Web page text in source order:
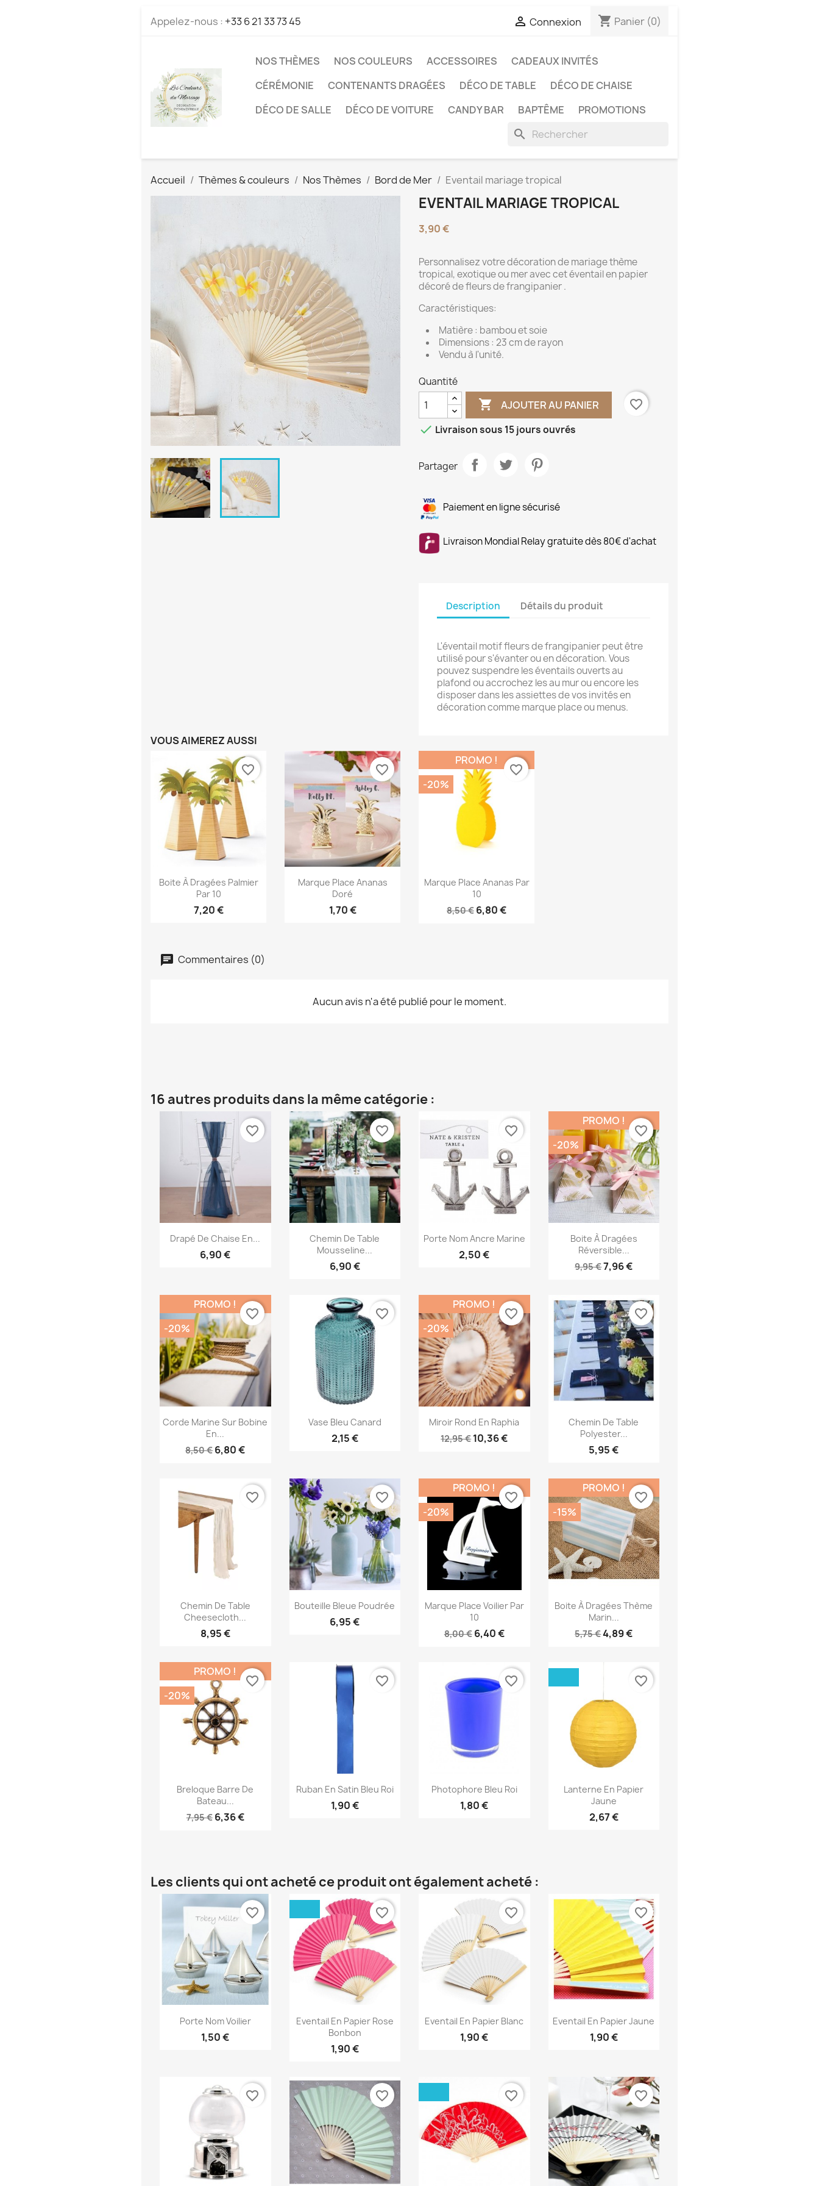
Appelez-nous : +33 6 21 33 73 45  Connexion shopping_cart Panier (0)
NOS THÈMES NOS COULEURS ACCESSOIRES
CADEAUX INVITÉS
CÉRÉMONIE
CONTENANTS DRAGÉES DÉCO DE TABLE
DÉCO DE CHAISE
DÉCO DE SALLE
DÉCO DE VOITURE CANDY BAR BAPTÊME PROMOTIONS
search
Accueil Thèmes & couleurs Nos Thèmes Bord de Mer Eventail mariage tropical
EVENTAIL MARIAGE TROPICAL
3,90 €
Personnalisez votre décoration de mariage thème
tropical, exotique ou mer avec cet éventail en papier
décoré de fleurs de frangipanier .
Caractéristiques:
Matière : bambou et soie
Dimensions : 23 cm de rayon
Vendu à l'unité.
Quantité
 AJOUTER AU PANIER
favorite_border
 Livraison sous 15 jours ouvrés
Partager
Paiement en ligne sécurisé
Livraison Mondial Relay gratuite dès 80€ d'achat
Description Détails du produit
L'éventail motif fleurs de frangipanier peut être
utilisé pour s'évanter ou en décoration. Vous
pouvez suspendre les éventails ouverts au
plafond ou accrochez les au mur ou encore les
disposer dans les assiettes de vos invités en
décoration comme marque place ou menus.
VOUS AIMEREZ AUSSI
 Aperçu rapide
Boite À Dragées Palmier
Par 10
7,20 €
favorite_border
Aperçu rapide
Marque Place Ananas
Doré
1,70 €
favorite_border
Aperçu rapide
Marque Place Ananas Par
10
8,50 € 6,80 €
PROMO !
-20%
favorite_border
Commentaires (0)
Aucun avis n'a été publié pour le moment.
16 autres produits dans la même catégorie :
Aperçu rapide
Drapé De Chaise En...
6,90 €
favorite_border
Aperçu rapide
Chemin De Table
Mousseline...
6,90 €
favorite_border
 Aperçu rapide
Porte Nom Ancre Marine
2,50 €
favorite_border
Aperçu rapide
Boite À Dragées
Réversible...
9,95 €7,96 €
PROMO !
-20%
favorite_border
Aperçu rapide
Corde Marine Sur Bobine
En...
8,50 €6,80 €
PROMO !
-20%
favorite_border
Aperçu rapide
Vase Bleu Canard
2,15 €
favorite_border
Aperçu rapide
Miroir Rond En Raphia
12,95 €10,36 €
PROMO !
-20%
favorite_border
Aperçu rapide
Chemin De Table
Polyester...
5,95 €
favorite_border
Aperçu rapide
Chemin De Table
Cheesecloth...
8,95 €
favorite_border
Aperçu rapide
Bouteille Bleue Poudrée
6,95 €
favorite_border
Aperçu rapide
Marque Place Voilier Par
10
8,00 € 6,40 €
PROMO !
-20%
favorite_border
 Aperçu rapide
Boite À Dragées Thème
Marin...
5,75 €4,89 €
PROMO !
-15%
favorite_border
Aperçu rapide
Breloque Barre De
Bateau...
7,95 € 6,36 €
PROMO !
-20%
favorite_border
Aperçu rapide
Ruban En Satin Bleu Roi
1,90 €
favorite_border
Aperçu rapide
Photophore Bleu Roi
1,80 €
favorite_border
Aperçu rapide
Lanterne En Papier
Jaune
2,67 €
favorite_border
Les clients qui ont acheté ce produit ont également acheté :
Aperçu rapide
Porte Nom Voilier
1,50 €
favorite_border
Aperçu rapide
Eventail En Papier Rose
Bonbon
1,90 €
favorite_border
Aperçu rapide
Eventail En Papier Blanc
1,90 €
favorite_border
Aperçu rapide
Eventail En Papier Jaune
1,90 €
favorite_border
favorite_border favorite_border favorite_border favorite_border